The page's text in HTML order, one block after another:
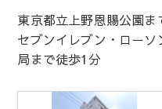
東京都立上野恩賜公園
セブンイレブン・ロー
局まで徒歩1分